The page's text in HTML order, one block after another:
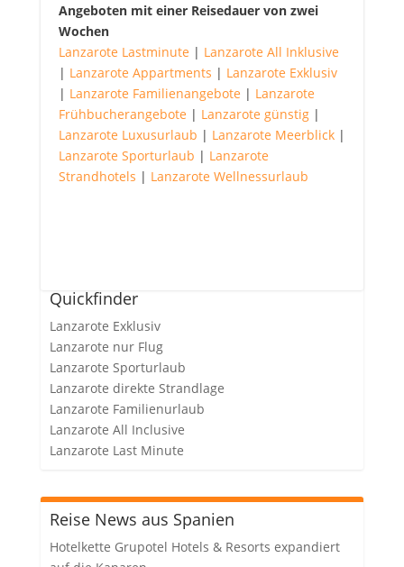
Angeboten mit einer Reisedauer von zwei
Wochen
Lanzarote Lastminute | Lanzarote All Inklusive
| Lanzarote Appartments | Lanzarote Exklusiv
| Lanzarote Familienangebote | Lanzarote
Frühbucherangebote | Lanzarote günstig|
Lanzarote Luxusurlaub | Lanzarote Meerblick|
Lanzarote Sporturlaub | Lanzarote
Strandhotels | Lanzarote Wellnessurlaub
Quickfinder
Lanzarote Exklusiv
Lanzarote nur Flug
Lanzarote Sporturlaub
Lanzarote direkte Strandlage
Lanzarote Familienurlaub
Lanzarote All Inclusive
Lanzarote Last Minute
Reise News aus Spanien
Hotelkette Grupotel Hotels & Resorts expandiert